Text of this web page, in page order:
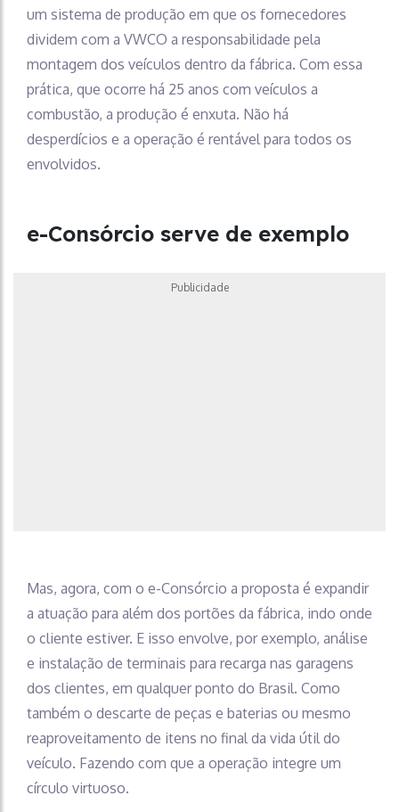
um sistema de produção em que os fornecedores
dividem com a VWCO a responsabilidade pela
montagem dos veículos dentro da fábrica. Com essa
prática, que ocorre há 25 anos com veículos a
combustão, a produção é enxuta. Não há
desperdícios e a operação é rentável para todos os
envolvidos.
e-Consórcio serve de exemplo
Publicidade
Mas, agora, com o e-Consórcio a proposta é expandir
a atuação para além dos portões da fábrica, indo onde
o cliente estiver. E isso envolve, por exemplo, análise
e instalação de terminais para recarga nas garagens
dos clientes, em qualquer ponto do Brasil. Como
também o descarte de peças e baterias ou mesmo
reaproveitamento de itens no final da vida útil do
veículo. Fazendo com que a operação integre um
círculo virtuoso.